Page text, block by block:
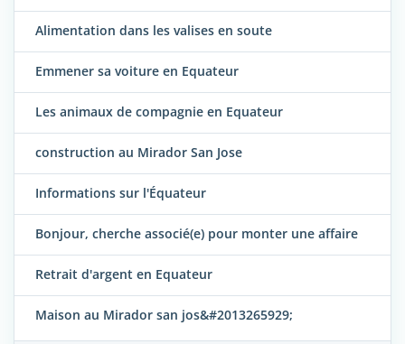
Alimentation dans les valises en soute
Emmener sa voiture en Equateur
Les animaux de compagnie en Equateur
construction au Mirador San Jose
Informations sur l'Équateur
Bonjour, cherche associé(e) pour monter une affaire
Retrait d'argent en Equateur
Maison au Mirador san jos&#2013265929;